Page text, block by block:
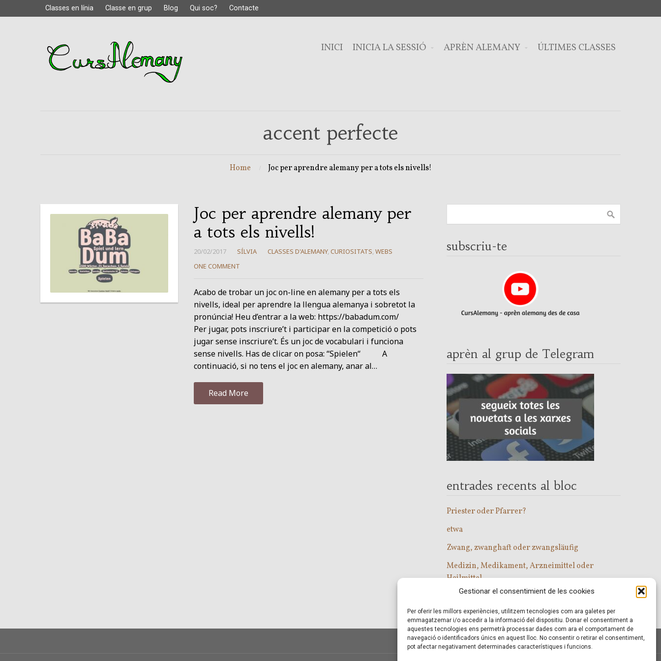
Gestionar el consentimient de les cookies
Per oferir les millors experiències, utilitzem tecnologies com ara galetes per
emmagatzemar i/o accedir a la informació del dispositiu. Donar el consentiment a
aquestes tecnologies ens permetrà processar dades com ara el comportament de
navegació o identificadors únics en aquest lloc. No consentir o retirar el consentiment,
pot afectar negativament determinades característiques i funcions.
Classes en línia Classe en grup Blog Qui soc? Contacte
INICI INICIA LA SESSIÓ APRÈN ALEMANY ÚLTIMES CLASSES
accent perfecte
Home Joc per aprendre alemany per a tots els nivells!
Joc per aprendre alemany per
a tots els nivells!
20/02/2017 SÍLVIA CLASSES D'ALEMANY, CURIOSITATS, WEBS
ONE COMMENT
Acabo de trobar un joc on-line en alemany per a tots els
nivells, ideal per aprendre la llengua alemanya i sobretot la
pronúncia! Heu d’entrar a la web: https://babadum.com/
Per jugar, pots inscriure’t i participar en la competició o pots
jugar sense inscriure’t. És un joc de vocabulari i funciona
sense nivells. Has de clicar on posa: “Spielen“ A
continuació, si no tens el joc en alemany, anar al…
Read More
subscriu-te
aprèn al grup de Telegram
entrades recents al bloc
Priester oder Pfarrer?
etwa
Zwang, zwanghaft oder zwangsläufig
Medizin, Medikament, Arzneimittel oder
Heilmittel
Com entrar a les classes d’alemany?